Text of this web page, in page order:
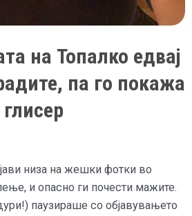
на Топалко едвај
па го покажа
низа на жешки фотки во
и опасно ги почести мажите.
паузираше со објавувањето